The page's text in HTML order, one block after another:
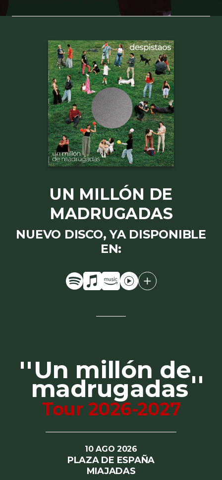
UN MILLÓN DE
MADRUGADAS
NUEVO DISCO, YA DISPONIBLE
EN:
ESCÚCHALO
EN
ESCÚCHALO
EN
ESCÚCHALO
EN
ESCÚCHALO
EN
ESCÚCHALO
EN
Un millón de
madrugadas
Tour 2026-2027
10 AGO 2026
PLAZA DE ESPAÑA
MIAJADAS